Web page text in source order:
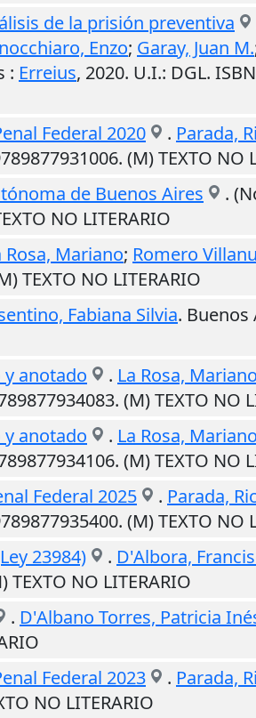
de la prisión preventiva
Enzo; Garay, Juan M.
: Erreius, 2020. U.I.: DGL.
Federal 2020
. Parada,
(M) TEXTO NO
de Buenos Aires
.
NO LITERARIO
Rosa, Mariano; Romero
TEXTO NO LITERARIO
Fabiana Silvia. Buenos
y anotado
. La Rosa, Mariano
(M) TEXTO NO
y anotado
. La Rosa, Mariano
(M) TEXTO NO
Federal 2025
. Parada,
(M) TEXTO NO
23984)
. D'Albora,
TEXTO NO LITERARIO
. D'Albano Torres, Patricia
Federal 2023
. Parada,
NO LITERARIO